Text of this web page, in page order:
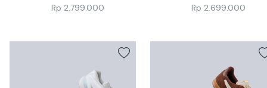
Rp 2.799.000
Rp 2.699.000